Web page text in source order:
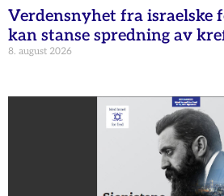
Verdensnyhet fra israelske
kan stanse spredning av
8. august 2026